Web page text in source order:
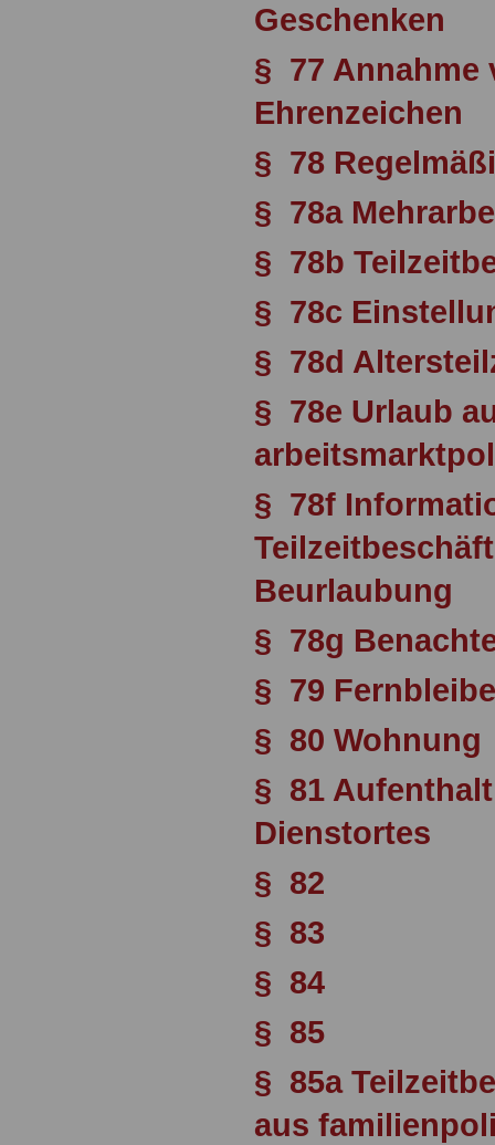
Geschenken
§ 77 Annahme
Ehrenzeichen
§ 78
§ 78a
§ 78b
§ 78c
§ 78d
§ 78e Urlaub
§ 78f
Beurlaubung
§ 78g
§ 79
§ 80 Wohnung
§ 81
Dienstortes
§ 82
§ 83
§ 84
§ 85
§ 85a
aus